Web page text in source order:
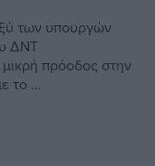
των υπουργών
ΔΝΤ
πρόοδος στην
το ...